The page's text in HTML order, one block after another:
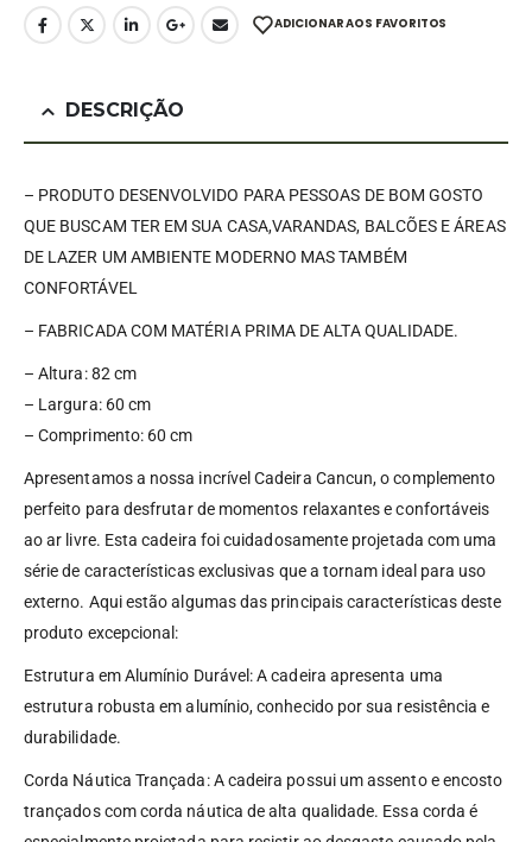
ADICIONAR AOS FAVORITOS
DESCRIÇÃO
– PRODUTO DESENVOLVIDO PARA PESSOAS DE BOM GOSTO
QUE BUSCAM TER EM SUA CASA,VARANDAS, BALCÕES E ÁREAS
DE LAZER UM AMBIENTE MODERNO MAS TAMBÉM
CONFORTÁVEL
– FABRICADA COM MATÉRIA PRIMA DE ALTA QUALIDADE.
– Altura: 82 cm
– Largura: 60 cm
– Comprimento: 60 cm
Apresentamos a nossa incrível Cadeira Cancun, o complemento
perfeito para desfrutar de momentos relaxantes e confortáveis
ao ar livre. Esta cadeira foi cuidadosamente projetada com uma
série de características exclusivas que a tornam ideal para uso
externo. Aqui estão algumas das principais características deste
produto excepcional:
Estrutura em Alumínio Durável: A cadeira apresenta uma
estrutura robusta em alumínio, conhecido por sua resistência e
durabilidade.
Corda Náutica Trançada: A cadeira possui um assento e encosto
trançados com corda náutica de alta qualidade. Essa corda é